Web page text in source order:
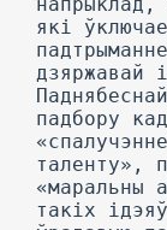
які
дзяржавай
падбору
таленту»,
«маральны
такіх